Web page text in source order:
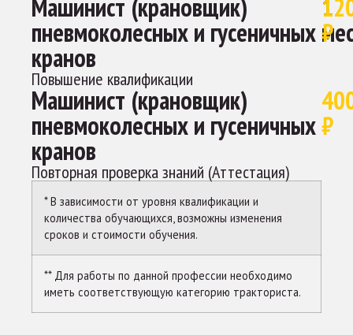
Машинист (крановщик)
пневмоколесных и гусеничных
кранов
Повышение квалификации
1
₽
Машинист (крановщик)
пневмоколесных и гусеничных
кранов
Повторная проверка знаний (Аттестация)
₽
* В зависимости от уровня квалификации и
количества обучающихся, возможны изменения
сроков и стоимости обучения.
** Для работы по данной профессии необходимо
иметь соответствующую категорию тракториста.